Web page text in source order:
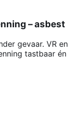
– asbest
gevaar. VR en
tastbaar én